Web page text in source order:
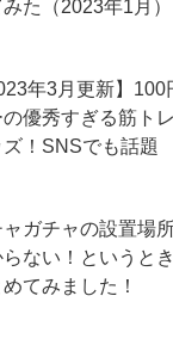
た（2023年1月）
年3月更新】
の優秀すぎる筋ト
ズ！SNSでも話題
ャガチャの設置場
らない！というと
めてみました！